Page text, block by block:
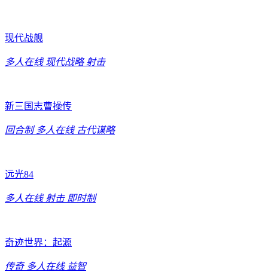
现代战舰
多人在线 现代战略 射击
新三国志曹操传
回合制 多人在线 古代谋略
远光84
多人在线 射击 即时制
奇迹世界：起源
传奇 多人在线 益智